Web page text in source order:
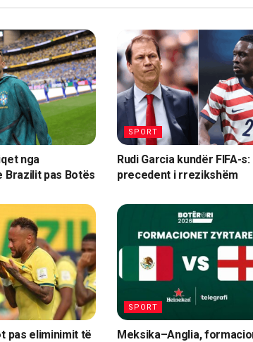
nga
Brazilit pas Botës
SPORT
Rudi Garcia kundër FIFA-s:
precedent i rrezikshëm
pas eliminimit të
SPORT
Meksika–Anglia,